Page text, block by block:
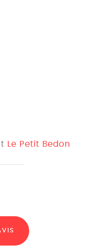
Le Petit Bedon